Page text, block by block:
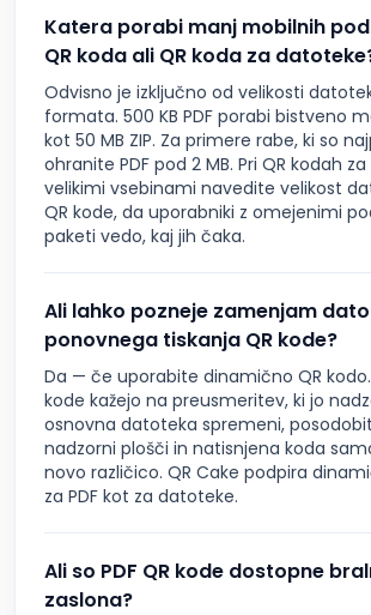
Katera porabi manj mobilnih
QR koda ali QR koda za
Odvisno je izključno od velikosti
formata. 500 KB PDF porabi bistveno
kot 50 MB ZIP. Za primere rabe, ki so
ohranite PDF pod 2 MB. Pri QR kodah
velikimi vsebinami navedite velikost
QR kode, da uporabniki z omejenimi
paketi vedo, kaj jih čaka.
Ali lahko pozneje zamenjam
ponovnega tiskanja QR kode?
Da — če uporabite dinamično QR
kode kažejo na preusmeritev, ki jo
osnovna datoteka spremeni,
nadzorni plošči in natisnjena koda
novo različico. QR Cake podpira
za PDF kot za datoteke.
Ali so PDF QR kode dostopne
zaslona?